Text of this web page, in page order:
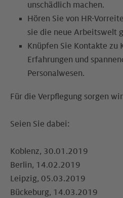
unschädlich machen.
Hören Sie von HR-
sie die neue Arbeitswelt
Knüpfen Sie Kontakte zu
Erfahrungen und
Personalwesen.
Für die Verpflegung sorgen
Seien Sie dabei:
Koblenz, 30.01.2019
Berlin, 14.02.2019
Leipzig, 05.03.2019
Bückeburg, 14.03.2019